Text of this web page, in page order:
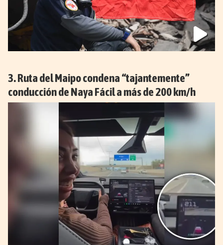
Ruta del Maipo condena “tajantemente”
conducción de Naya Fácil a más de 200 km/h